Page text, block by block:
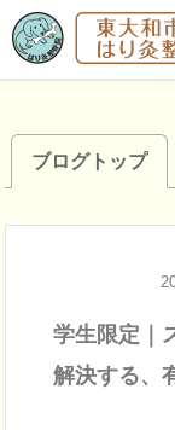
ブログトップ
学生限定｜
解決する、